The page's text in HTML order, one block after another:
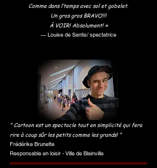
Comme dansl’temps avec sol et gobelet.
Un gros gros BRAVO!!!
À VOIR! Absolument!»
— Louise de Santis/ spectatrice
" Cartoon est un spectacle tout en simplicité qui fera
rire à coup sûr les petits comme les grands! "
Frédérike Brunette
Responsable en loisir - Ville de Blainville